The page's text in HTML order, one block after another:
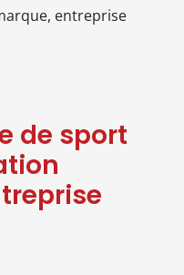
entreprise
de sport